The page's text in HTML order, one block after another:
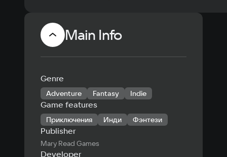
Main Info
Genre
Adventure Fantasy Indie
Game features
Приключения Инди Фэнтези
Publisher
Mary Read Games
Developer